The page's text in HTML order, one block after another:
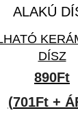
DÍSZ
890Ft
(701Ft +